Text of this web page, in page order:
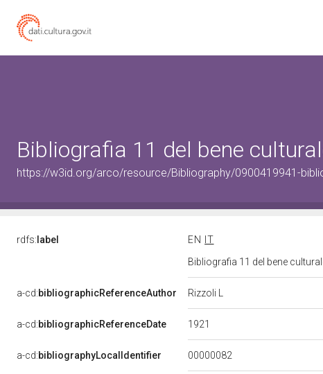
Bibliografia 11 del bene
https://w3id.org/arco/resource/Bibliography/0900419941-
rdfs: label EN
IT
Bibliografia 11 del bene
a-cd:bibliographicReferenceAuthor Rizzoli L
a-cd:bibliographicReferenceDate 1921
a-cd:bibliographyLocalIdentifier 00000082